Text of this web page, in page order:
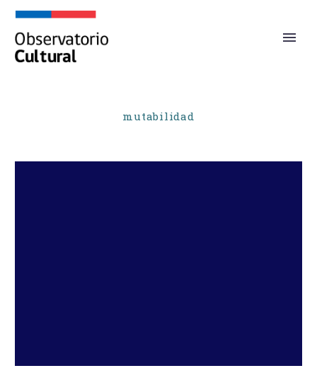
mutabilidad